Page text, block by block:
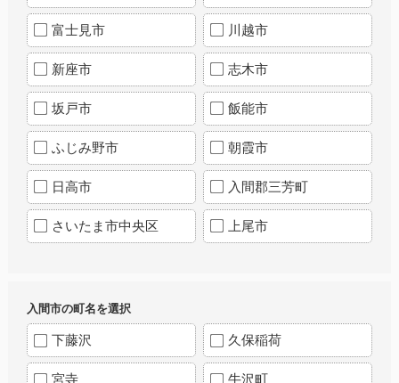
富士見市 川越市
新座市 志木市
坂戸市 飯能市
ふじみ野市 朝霞市
日高市 入間郡三芳町
さいたま市中央区 上尾市
入間市の町名を選択
下藤沢 久保稲荷
宮寺 牛沢町